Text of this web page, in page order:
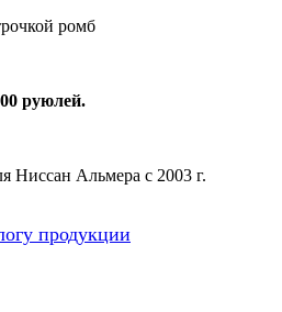
ромб
руюлей.
Альмера с 2003 г.
продукции